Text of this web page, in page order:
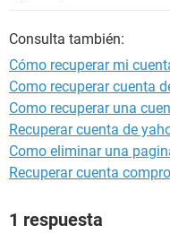
Consulta también:
Cómo recuperar mi
Como recuperar cuenta
Como recuperar una
Recuperar cuenta de
Como eliminar una
Recuperar cuenta
1 respuesta